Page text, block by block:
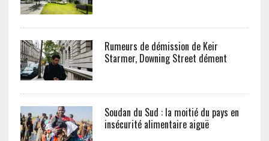
Rumeurs de démission de Keir
Starmer, Downing Street dément
Soudan du Sud : la moitié du pays en
insécurité alimentaire aiguë